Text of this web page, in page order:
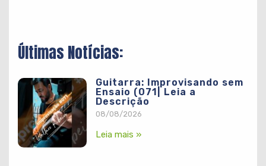
Últimas Notícias:
Guitarra: Improvisando sem
Ensaio (071| Leia a
Descrição
08/08/2026
Leia mais »